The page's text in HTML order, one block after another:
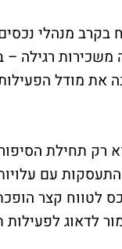
רק תחילת
עם
לטווח קצר
לדאוג